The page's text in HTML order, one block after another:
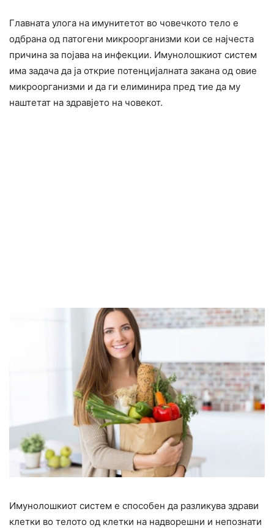
Главната улога на имунитетот во човечкото тело е
одбрана од патогени микроорганизми кои се најчеста
причина за појава на инфекции. Имунолошкиот систем
има задача да ја открие потенцијалната закана од овие
микроорганизми и да ги елиминира пред тие да му
наштетат на здравјето на човекот.
Имунолошкиот систем е способен да разликува здрави
клетки во телото од клетки на надворешни и непознати